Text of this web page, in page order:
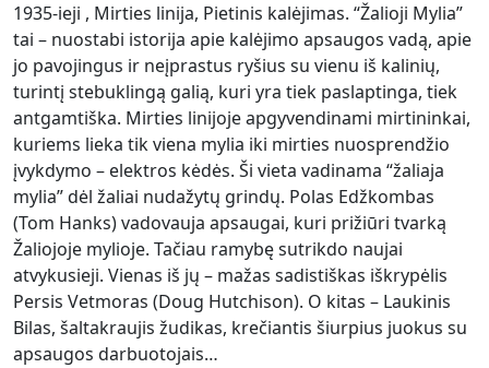
1935-ieji , Mirties linija, Pietinis kalėjimas. “Žalioji Mylia”
tai – nuostabi istorija apie kalėjimo apsaugos vadą, apie
jo pavojingus ir neįprastus ryšius su vienu iš kalinių,
turintį stebuklingą galią, kuri yra tiek paslaptinga, tiek
antgamtiška. Mirties linijoje apgyvendinami mirtininkai,
kuriems lieka tik viena mylia iki mirties nuosprendžio
įvykdymo – elektros kėdės. Ši vieta vadinama “žaliaja
mylia” dėl žaliai nudažytų grindų. Polas Edžkombas
(Tom Hanks) vadovauja apsaugai, kuri prižiūri tvarką
Žaliojoje mylioje. Tačiau ramybę sutrikdo naujai
atvykusieji. Vienas iš jų – mažas sadistiškas iškrypėlis
Persis Vetmoras (Doug Hutchison). O kitas – Laukinis
Bilas, šaltakraujis žudikas, krečiantis šiurpius juokus su
apsaugos darbuotojais…